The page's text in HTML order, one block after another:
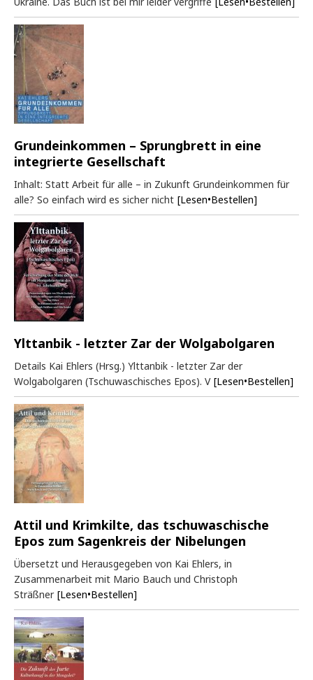
Grundeinkommen – Sprungbrett in eine
integrierte Gesellschaft
Inhalt: Statt Arbeit für alle – in Zukunft Grundeinkommen für
alle? So einfach wird es sicher nicht [Lesen•Bestellen]
Ylttanbik - letzter Zar der Wolgabolgaren
Details Kai Ehlers (Hrsg.) Ylttanbik - letzter Zar der
Wolgabolgaren (Tschuwaschisches Epos). V [Lesen•Bestellen]
Attil und Krimkilte, das tschuwaschische
Epos zum Sagenkreis der Nibelungen
Übersetzt und Herausgegeben von Kai Ehlers, in
Zusammenarbeit mit Mario Bauch und Christoph
Sträßner [Lesen•Bestellen]